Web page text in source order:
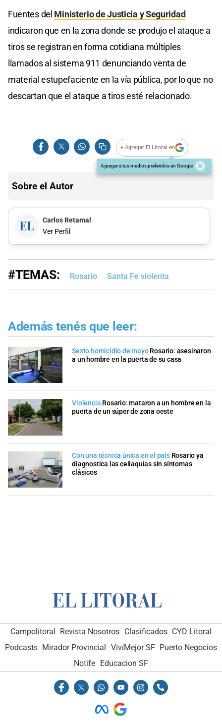
Fuentes del Ministerio de Justicia y Seguridad
indicaron que en la zona donde se produjo el ataque a
tiros se registran en forma cotidiana múltiples
llamados al sistema 911 denunciando venta de
material estupefaciente en la vía pública, por lo que no
descartan que el ataque a tiros esté relacionado.
+ Agregar El Litoral en
Agregar a tus medios preferidos en Google
Sobre el Autor
Carlos Retamal
Ver Perfil
#TEMAS: Rosario Santa Fe violenta
Además tenés que leer:
Sexto homicidio de mayo Rosario: asesinaron
a un hombre en la puerta de su casa
Violencia Rosario: mataron a un hombre en la
puerta de un súper de zona oeste
Con una técnica única en el país Rosario ya
diagnostica las celiaquías sin síntomas
clásicos
Campolitoral Revista Nosotros Clasificados CYD Litoral
Podcasts Mirador Provincial VivíMejor SF Puerto Negocios
Notife Educacion SF